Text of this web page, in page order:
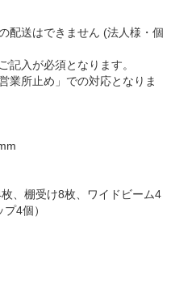
配送はできません (法人様・個
入が必須となります。
業所止め」での対応となりま
、棚受け8枚、ワイドビーム4
4個）